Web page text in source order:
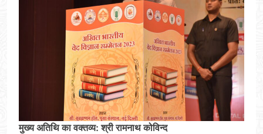
मुख्य अतिथि का वक्तव्य: श्री रामनाथ कोविन्द